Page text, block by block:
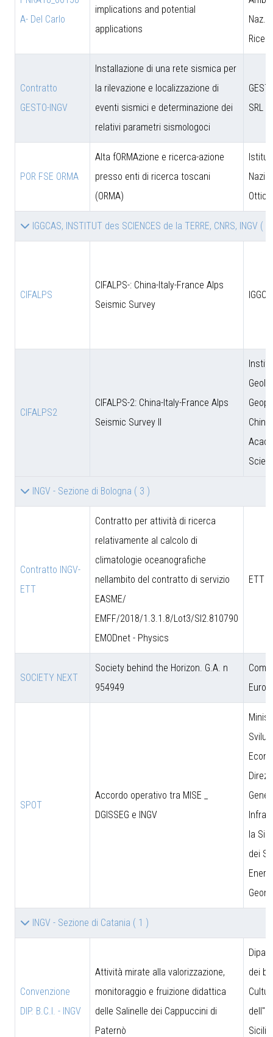
A- Del Carlo
implications and potential
applications
Naz.
Contratto
GESTO-INGV
Installazione di una rete sismica per
la rilevazione e localizzazione di
eventi sismici e determinazione dei
relativi parametri sismologoci
SRL
POR FSE ORMA
Alta fORMAzione e ricerca-azione
presso enti di ricerca toscani
(ORMA)
Ottica
IGGCAS, INSTITUT des SCIENCES de la TERRE, CNRS, INGV ( 2
CIFALPS
CIFALPS-: China-Italy-France Alps
Seismic Survey
CIFALPS2
CIFALPS-2: China-Italy-France Alps
Seismic Survey II
INGV - Sezione di Bologna ( 3 )
Contratto INGV-
ETT
Contratto per attività di ricerca
relativamente al calcolo di
climatologie oceanografiche
nellambito del contratto di servizio
EASME/
EMFF/2018/1.3.1.8/Lot3/SI2.810790
EMODnet - Physics
ETT
SOCIETY NEXT
Society behind the Horizon. G.A. n
954949
SPOT
Accordo operativo tra MISE _
DGISSEG e INGV
la
dei
INGV - Sezione di Catania ( 1 )
Convenzione
DIP. B.C.I. - INGV
Attività mirate alla valorizzazione,
monitoraggio e fruizione didattica
delle Salinelle dei Cappuccini di
Paternò
dei